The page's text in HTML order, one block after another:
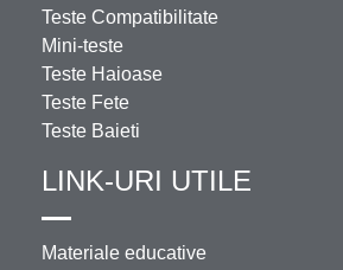
Teste Compatibilitate
Mini-teste
Teste Haioase
Teste Fete
Teste Baieti
LINK-URI UTILE
Materiale educative